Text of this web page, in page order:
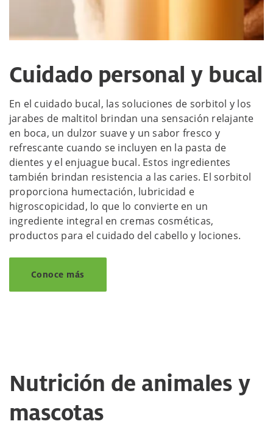
Cuidado personal y bucal
En el cuidado bucal, las soluciones de sorbitol y los
jarabes de maltitol brindan una sensación relajante
en boca, un dulzor suave y un sabor fresco y
refrescante cuando se incluyen en la pasta de
dientes y el enjuague bucal. Estos ingredientes
también brindan resistencia a las caries. El sorbitol
proporciona humectación, lubricidad e
higroscopicidad, lo que lo convierte en un
ingrediente integral en cremas cosméticas,
productos para el cuidado del cabello y lociones.
Conoce más
Nutrición de animales y
mascotas